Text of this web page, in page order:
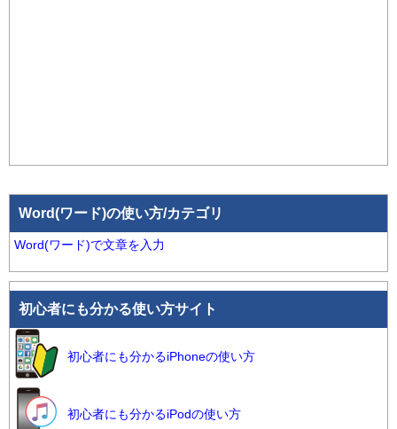
Word(ワード)の使い方/カテゴリ
Word(ワード)で文章を入力
初心者にも分かる使い方サイト
初心者にも分かるiPhoneの使い方
初心者にも分かるiPodの使い方